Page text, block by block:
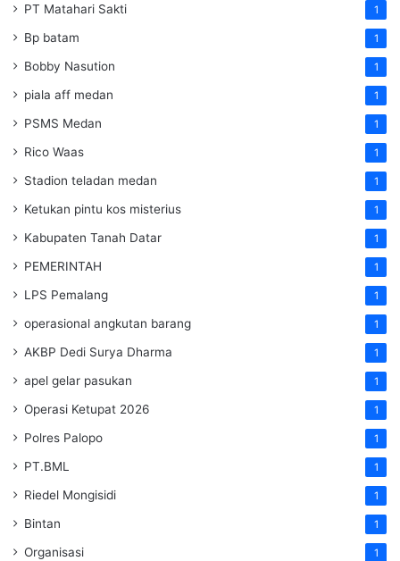
PT Matahari Sakti 1
Bp batam 1
Bobby Nasution 1
piala aff medan 1
PSMS Medan 1
Rico Waas 1
Stadion teladan medan 1
Ketukan pintu kos misterius 1
Kabupaten Tanah Datar 1
PEMERINTAH 1
LPS Pemalang 1
operasional angkutan barang 1
AKBP Dedi Surya Dharma 1
apel gelar pasukan 1
Operasi Ketupat 2026 1
Polres Palopo 1
PT.BML 1
Riedel Mongisidi 1
Bintan 1
Organisasi 1